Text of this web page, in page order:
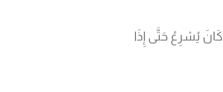
يُسْرِعُ حَتَّى إِذَا